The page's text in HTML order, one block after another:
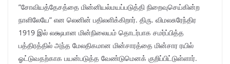
”சோவியத்தேசத்தை மின்னியல்மயப்படுத்தி நிறைவுசெய்கின்ற
நாளிலேயே” என லெனின் பதிலளிக்கிறார். திரு. விமலசுரேந்திர
1919 இல் லக்ஷபான மின்நிலையம் தொடர்பாக சமர்ப்பித்த
பத்திரத்தில் அந்த மேலதிகமான மின்சாரத்தை மின்சார ரயில்
ஓட்டுவதற்காக பயன்படுத்த வேண்டுமெனக் குறிப்பிட்டுள்ளார்.